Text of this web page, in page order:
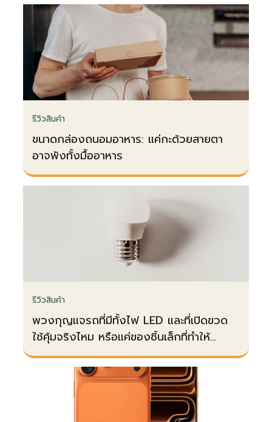
รีวิวสินค้า
ขนาดกล่องถนอมอาหาร: แค่กะด้วยสายตา
อาจพังทั้งมื้ออาหาร
รีวิวสินค้า
พวงกุญแจรถที่มีทั้งไฟ LED และที่เปิดขวด
ใช้คุ้มจริงไหม หรือแค่ของชิ้นเล็กที่ทำให้
กระเป๋าหนัก